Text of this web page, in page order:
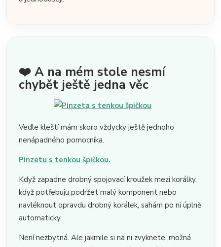
❤️ A na mém stole nesmí
chybět ještě jedna věc
Vedle kleští mám skoro vždycky ještě jednoho
nenápadného pomocníka.
Pinzetu s tenkou špičkou.
Když zapadne drobný spojovací kroužek mezi korálky,
když potřebuju podržet malý komponent nebo
navléknout opravdu drobný korálek, sahám po ní úplně
automaticky.
Není nezbytná. Ale jakmile si na ni zvyknete, možná